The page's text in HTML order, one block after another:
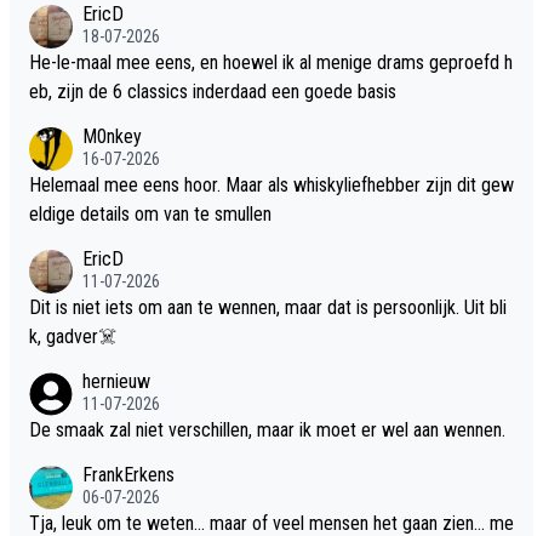
EricD
18-07-2026
He-le-maal mee eens, en hoewel ik al menige drams geproefd h
eb, zijn de 6 classics inderdaad een goede basis
M0nkey
16-07-2026
Helemaal mee eens hoor. Maar als whiskyliefhebber zijn dit gew
eldige details om van te smullen
EricD
11-07-2026
Dit is niet iets om aan te wennen, maar dat is persoonlijk. Uit bli
k, gadver☠️
hernieuw
11-07-2026
De smaak zal niet verschillen, maar ik moet er wel aan wennen.
FrankErkens
06-07-2026
Tja, leuk om te weten... maar of veel mensen het gaan zien... me